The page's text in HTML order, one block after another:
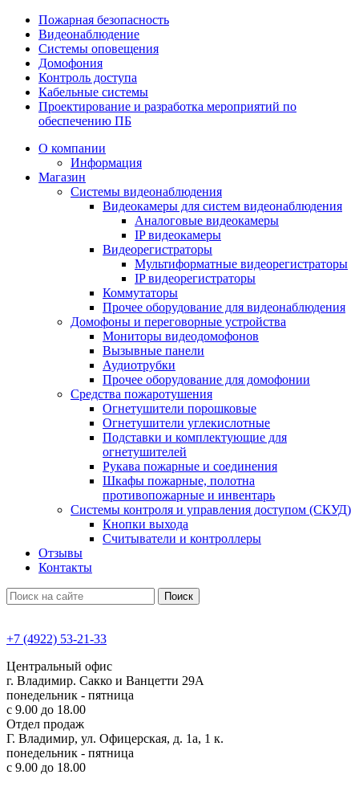
Пожарная безопасность
Видеонаблюдение
Системы оповещения
Домофония
Контроль доступа
Кабельные системы
Проектирование и разработка мероприятий по
обеспечению ПБ
О компании
Информация
Магазин
Системы видеонаблюдения
Видеокамеры для систем видеонаблюдения
Аналоговые видеокамеры
IP видеокамеры
Видеорегистраторы
Мультиформатные видеорегистраторы
IP видеорегистраторы
Коммутаторы
Прочее оборудование для видеонаблюдения
Домофоны и переговорные устройства
Мониторы видеодомофонов
Вызывные панели
Аудиотрубки
Прочее оборудование для домофонии
Средства пожаротушения
Огнетушители порошковые
Огнетушители углекислотные
Подставки и комплектующие для
огнетушителей
Рукава пожарные и соединения
Шкафы пожарные, полотна
противопожарные и инвентарь
Системы контроля и управления доступом (СКУД)
Кнопки выхода
Считыватели и контроллеры
Отзывы
Контакты
Поиск
+7 (4922) 53-21-33
Центральный офис
г. Владимир. Сакко и Ванцетти 29А
понедельник - пятница
с 9.00 до 18.00
Отдел продаж
Г. Владимир, ул. Офицерская, д. 1а, 1 к.
понедельник - пятница
с 9.00 до 18.00